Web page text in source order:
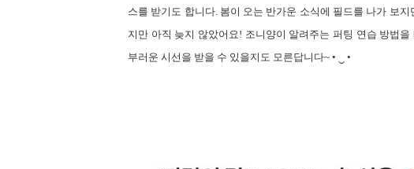
스를 받기도 합니다. 봄이 오는 반가운 소식에 필드를 나가 보
지만 아직 늦지 않았어요! 조니양이 알려주는 퍼팅 연습 방법
부러운 시선을 받을 수 있을지도 모른답니다~ • •